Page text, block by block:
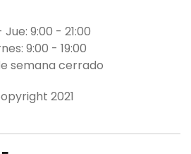
Jue: 9:00 - 21:00
9:00 - 19:00
semana cerrado
2021